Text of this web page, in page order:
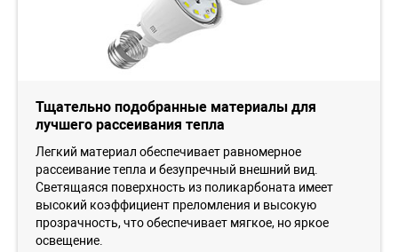
Тщательно подобранные материалы для
лучшего рассеивания тепла
Легкий материал обеспечивает равномерное
рассеивание тепла и безупречный внешний вид.
Светящаяся поверхность из поликарбоната имеет
высокий коэффициент преломления и высокую
прозрачность, что обеспечивает мягкое, но яркое
освещение.